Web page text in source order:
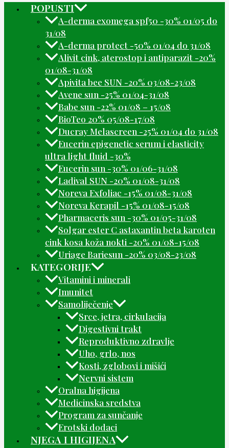
POPUSTI
A-derma exomega spf50 -30% 01/05 do
31/08
A-derma protect -50% 01/04 do 31/08
Alivit cink, aterostop i antiparazit -20%
01/08-31/08
Apivita bee SUN -20% 03/08-23/08
Avene sun -25% 01/04-31/08
Babe sun -22% 01/08 – 15/08
BioTeo 20% 05/08-17/08
Ducray Melascreen -25% 01/04 do 31/08
Eucerin epigenetic serum i elasticity
ultra light fluid -30%
Eucerin sun -30% 01/06-31/08
Ladival SUN -20% 01/08-31/08
Noreva Exfoliac -15% 01/08-31/08
Noreva Kerapil -15% 01/08-15/08
Pharmaceris sun -30% 01/05-31/08
Solgar ester C astaxantin beta karoten
cink kosa koža nokti -20% 01/08-15/08
Uriage Bariesun -20% 03/08-23/08
KATEGORIJE
Vitamini i minerali
Imunitet
Samoliječenje
Srce, jetra, cirkulacija
Digestivni trakt
Reproduktivno zdravlje
Uho, grlo, nos
Kosti, zglobovi i mišići
Nervni sistem
Oralna higijena
Medicinska sredstva
Program za sunčanje
Erotski dodaci
NJEGA I HIGIJENA